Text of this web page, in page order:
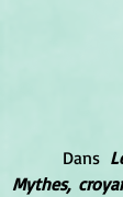
	Dans
Mythes,